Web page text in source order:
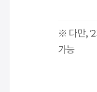
※ 다만,
가능